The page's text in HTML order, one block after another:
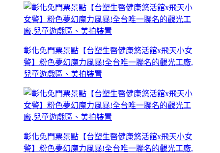
彰化免門票景點【台塑生醫健康悠活館x飛天小女
警】粉色夢幻魔力風暴!全台唯一聯名的觀光工廠,
兒童遊戲區、美拍裝置
彰化免門票景點【台塑生醫健康悠活館x飛天小女
警】粉色夢幻魔力風暴!全台唯一聯名的觀光工廠,